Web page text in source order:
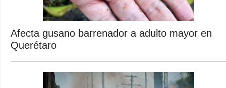
Afecta gusano barrenador a adulto mayor en
Querétaro